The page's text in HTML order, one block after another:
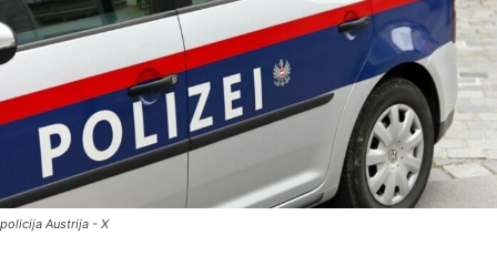
policija Austrija - X